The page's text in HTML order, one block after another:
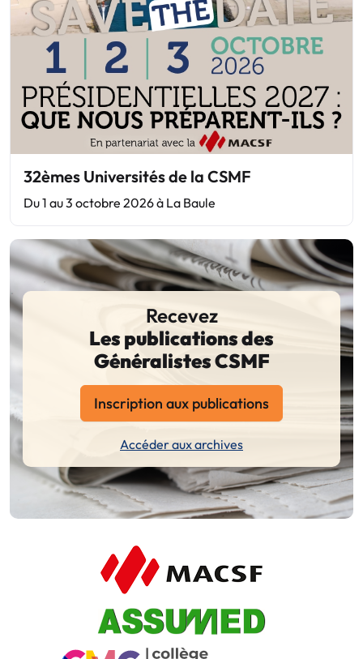
32èmes Universités de la CSMF
Du 1 au 3 octobre 2026 à La Baule
Recevez
Les publications des
Généralistes CSMF
Inscription aux publications
Accéder aux archives